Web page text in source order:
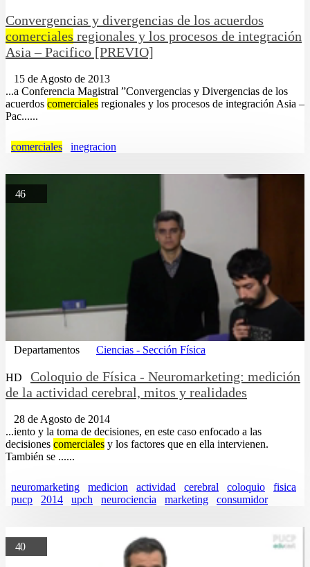
Convergencias y divergencias de los acuerdos
comerciales regionales y los procesos de integración
Asia – Pacifico [PREVIO]
15 de Agosto de 2013
...a Conferencia Magistral ”Convergencias y Divergencias de los
acuerdos comerciales regionales y los procesos de integración Asia –
Pac......
comerciales inegracion
46
Departamentos Ciencias - Sección Física
HD
Coloquio de Física - Neuromarketing: medición
de la actividad cerebral, mitos y realidades
28 de Agosto de 2014
...iento y la toma de decisiones, en este caso enfocado a las
decisiones comerciales y los factores que en ella intervienen.
También se ......
neuromarketing medicion actividad cerebral coloquio
fisica
pucp
2014 upch neurociencia marketing consumidor
40